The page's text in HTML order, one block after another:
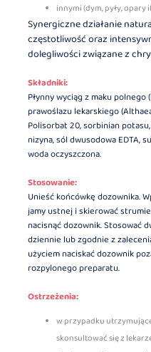
innymi (dym, pyły, opary
Synergiczne działanie
częstotliwość oraz
dolegliwości związane z
Składniki:
Płynny wyciąg z maku polnego
prawoślazu lekarskiego
Polisorbat 20, sorbinian
nizyna, sól dwusodowa EDTA,
woda oczyszczona.
Stosowanie:
Unieść końcówkę dozownika.
jamy ustnej i skierować
nacisnąć dozownik. Stosować
dziennie lub zgodnie z
użyciem naciskać dozownik
rozpylonego preparatu.
Ostrzeżenia:
w przypadku
skonsultować się z